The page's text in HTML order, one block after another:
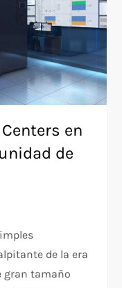
en
de
de la era
gran tamaño